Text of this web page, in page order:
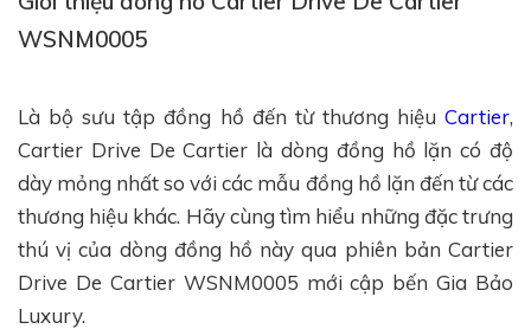
WSNM0005
Là bộ sưu tập đồng hồ đến từ thương hiệu Cartier,
Cartier Drive De Cartier là dòng đồng hồ lặn có độ
dày mỏng nhất so với các mẫu đồng hồ lặn đến từ các
thương hiệu khác. Hãy cùng tìm hiểu những đặc trưng
thú vị của dòng đồng hồ này qua phiên bản Cartier
Drive De Cartier WSNM0005 mới cập bến Gia Bảo
Luxury.